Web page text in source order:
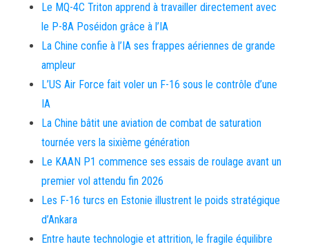
Le MQ-4C Triton apprend à travailler directement avec
le P-8A Poséidon grâce à l’IA
La Chine confie à l’IA ses frappes aériennes de grande
ampleur
L’US Air Force fait voler un F-16 sous le contrôle d’une
IA
La Chine bâtit une aviation de combat de saturation
tournée vers la sixième génération
Le KAAN P1 commence ses essais de roulage avant un
premier vol attendu fin 2026
Les F-16 turcs en Estonie illustrent le poids stratégique
d’Ankara
Entre haute technologie et attrition, le fragile équilibre